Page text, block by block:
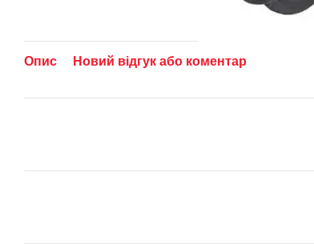
Опис Новий відгук або коментар